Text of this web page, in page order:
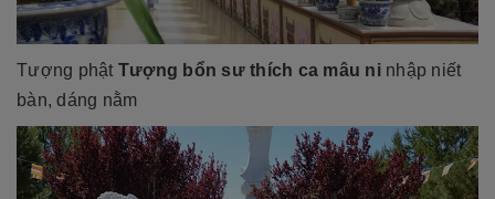
Tượng phật Tượng bổn sư thích ca mâu ni nhập niết
bàn, dáng nằm